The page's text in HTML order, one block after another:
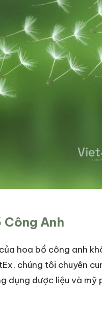
Anh
hoa bồ công anh
chúng tôi chuyên
dụng dược liệu và mỹ